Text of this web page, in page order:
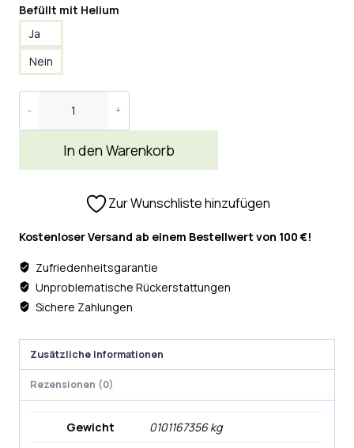
Befüllt mit Helium
Ja
Nein
In den Warenkorb
Zur Wunschliste hinzufügen
Kostenloser Versand ab einem Bestellwert von 100 €!
Zufriedenheitsgarantie
Unproblematische Rückerstattungen
Sichere Zahlungen
Zusätzliche Informationen
Rezensionen (0)
Gewicht 0101167356 kg